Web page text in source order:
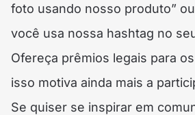
foto usando nosso produto”
você usa nossa hashtag no
Ofereça prêmios legais para
isso motiva ainda mais a
Se quiser se inspirar em